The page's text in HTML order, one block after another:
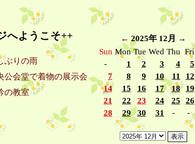
へようこそ++
ぶりの雨
公会堂で着物の展示会
の教室
← 2025年 12月
→
Sun Mon Tue Wed Thu Fri
-
1 2 3 4 5
7
8 9 10 11 12
14
15 16 17 18 19
21
22 23 24 25 26
28
29 30 31 - -